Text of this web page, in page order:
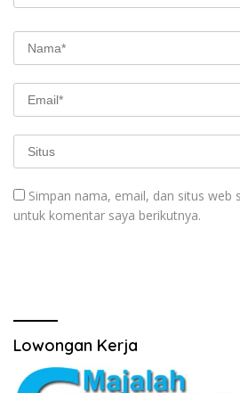
Simpan nama, email, dan situs web
untuk komentar saya berikutnya.
Lowongan Kerja